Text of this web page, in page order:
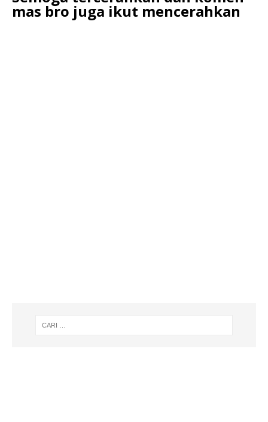
mas bro juga ikut mencerahkan